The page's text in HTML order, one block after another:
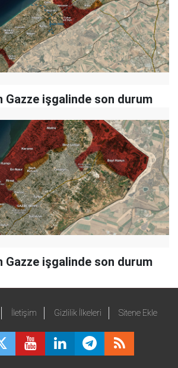
Gazze işgalinde son durum
Gazze işgalinde son durum
İletişim Gizlilik İlkeleri Sitene Ekle